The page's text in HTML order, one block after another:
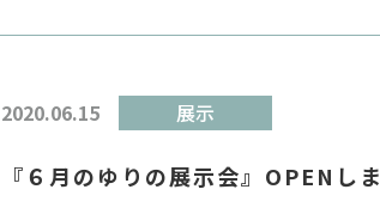
た皆様、どうもありがとうございま
2020.06.15 展示
『６月のゆりの展示会』OPENし